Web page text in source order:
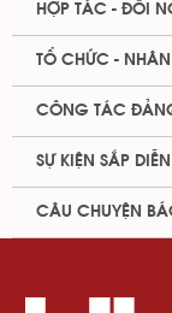
HỢP TÁC - ĐỐI
TỔ CHỨC - NHÂN
CÔNG TÁC
SỰ KIỆN SẮP
CÂU CHUYỆN